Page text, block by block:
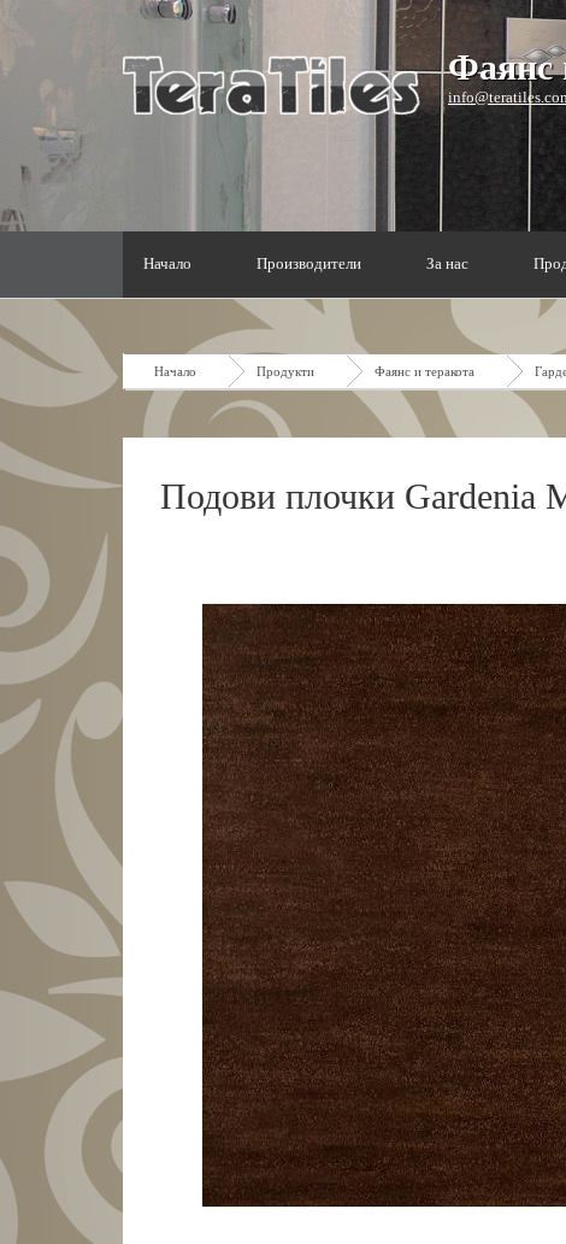
Фаянс
Начало Производители За нас
Начало Продукти Фаянс и теракота
Подови плочки Gardenia